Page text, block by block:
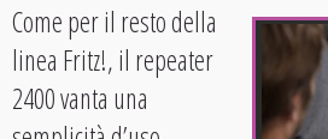
Come per il resto della
linea Fritz!, il repeater
2400 vanta una